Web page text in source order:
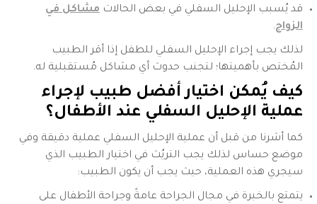
قد يُسبب الإحليل السفلي في بعض الحالات مشاكل في
الزواج.
لذلك يجب إجراء الإحليل السفلي للطفل إذا أقر الطبيب
المُختص بأهميتها؛ لتجنب حدوث أي مشاكل مُستقبلية له.
كيف يُمكن اختيار أفضل طبيب لإجراء
عملية الإحليل السفلي عند الأطفال؟
كما أشرنا من قبل أن عملية الإحليل السفلي عملية دقيقة وفي
موضع حساس لذلك يجب التريُث في اختيار الطبيب الذي
سيجري هذه العملية، حيث يجب أن يكون الطبيب:
يتمتع بالخبرة في مجال الجراحة عامةً وجراحة الأطفال على